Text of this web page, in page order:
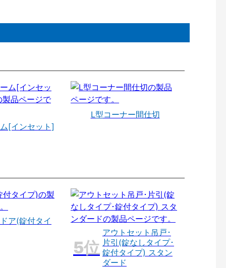
[インセット]
L型コーナー間仕切
ア(錠付タイ
アウトセット吊戸･
片引(錠なしタイプ･
錠付タイプ) スタン
ダード